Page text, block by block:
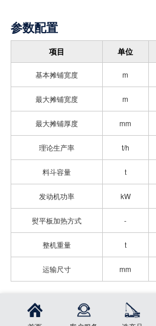
参数配置
项目 单位
基本摊铺宽度 m
最大摊铺宽度 m
最大摊铺厚度 mm
理论生产率 t/h
料斗容量 t
发动机功率 kW
熨平板加热方式 -
整机重量 t
运输尺寸 mm